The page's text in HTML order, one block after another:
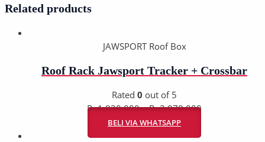
Related products
JAWSPORT Roof Box
Roof Rack Jawsport Tracker + Crossbar
Rated 0 out of 5
Rp1.830.000–Rp2.070.000
BELI VIA WHATSAPP